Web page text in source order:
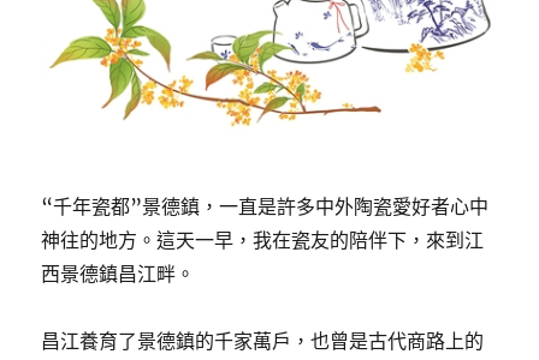
“千年瓷都”景德鎮，一直是許多中外陶瓷愛好者心中
神往的地方。這天一早，我在瓷友的陪伴下，來到江
西景德鎮昌江畔。
昌江養育了景德鎮的千家萬戶，也曾是古代商路上的